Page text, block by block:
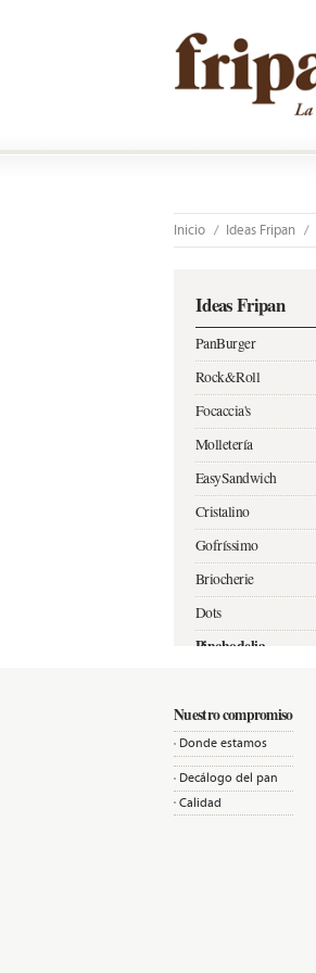
Inicio Ideas Fripan
Ideas Fripan
PanBurger
Rock&Roll
Focaccia's
Molletería
EasySandwich
Cristalino
Gofríssimo
Briocherie
Dots
Pinchodelia
Nuestro compromiso
Donde estamos
Decálogo del pan
Calidad